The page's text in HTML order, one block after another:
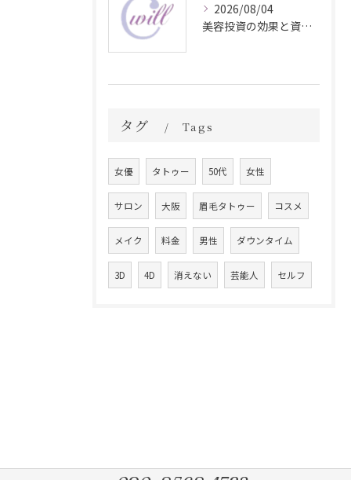
2026/08/04
美容投資の効果と資産価値の解説
タグ Tags
女優 タトゥー 50代 女性
サロン 大阪 眉毛タトゥー コスメ
メイク 料金 男性 ダウンタイム
3D 4D 消えない 芸能人 セルフ